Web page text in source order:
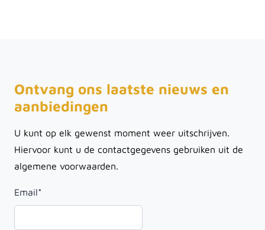
Ontvang ons laatste nieuws en
aanbiedingen
U kunt op elk gewenst moment weer uitschrijven.
Hiervoor kunt u de contactgegevens gebruiken uit de
algemene voorwaarden.
Email*